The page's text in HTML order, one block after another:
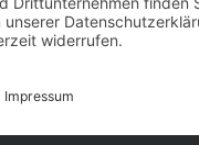
Naturheilverfahren
Abnehmen